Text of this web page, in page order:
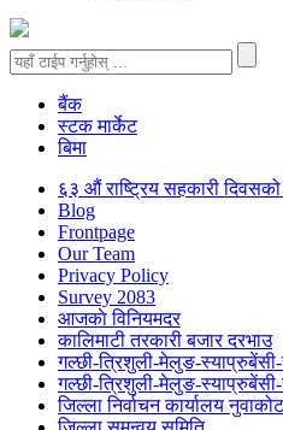
बैंक
स्टक मार्केट
बिमा
६३ औं राष्ट्रिय सहकारी
Blog
Frontpage
Our Team
Privacy Policy
Survey 2083
आजकाे विनियमदर
कालिमाटी तरकारी बजार दरभाउ
गल्छी-त्रिशुली-मेलुङ-
गल्छी-त्रिशुली-मेलुङ-
जिल्ला निर्वाचन कार्यालय